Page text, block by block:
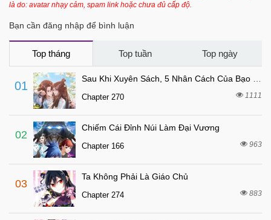
6 tháng trước
Chapter 49 6 tháng trước
Chapter 48
Chapter 47
Chapter 46
Chapter 45 6 tháng trước
Chapter 44
Chapter 43
Chapter 42
Chapter 41 6 tháng trước
là do: avatar nhạy cảm, spam link hoặc chưa đủ cấp độ.
Bạn cần đăng nhập để bình luận
Top tháng Top tuần Top ngày
01
Chapter 270 1111
02
Chiếm Cái Đỉnh Núi Làm Đại Vương
Chapter 166 963
03
Ta Không Phải Là Giáo Chủ
Chapter 274 883